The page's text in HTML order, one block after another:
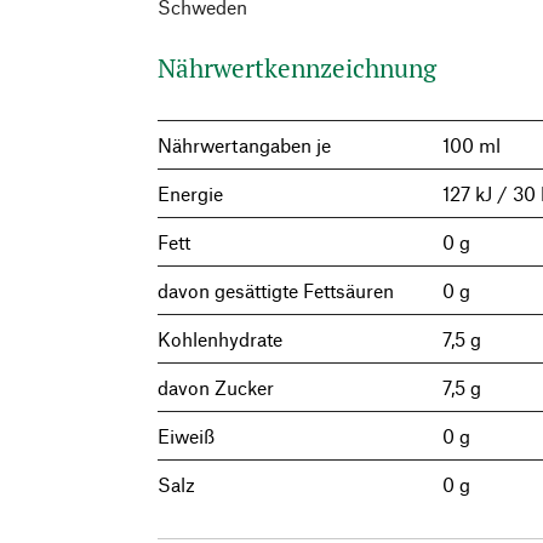
Schweden
Nährwertkennzeichnung
Nährwertangaben je 100 ml
Energie 127 kJ / 30
Fett 0 g
davon gesättigte Fettsäuren 0 g
Kohlenhydrate 7,5 g
davon Zucker 7,5 g
Eiweiß 0 g
Salz 0 g